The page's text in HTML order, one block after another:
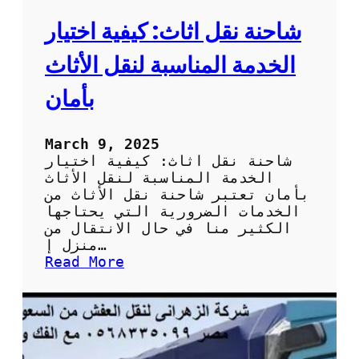
ح
ص
ل
ع
د
م
ة
ا
ق
ت
ي
ة
و
ج
شاحنة نقل اثاث: كيفية اختيار
الخدمة المناسبة لنقل الأثاث
بأمان
March 9, 2025
شاحنة نقل اثاث: كيفية اختيار
الخدمة المناسبة لنقل الأثاث
بأمان تعتبر شاحنة نقل الأثاث من
الخدمات الضرورية التي يحتاجها
الكثير منا في حال الانتقال من
منزل إ…
Read More
ا
ح
ن
ة